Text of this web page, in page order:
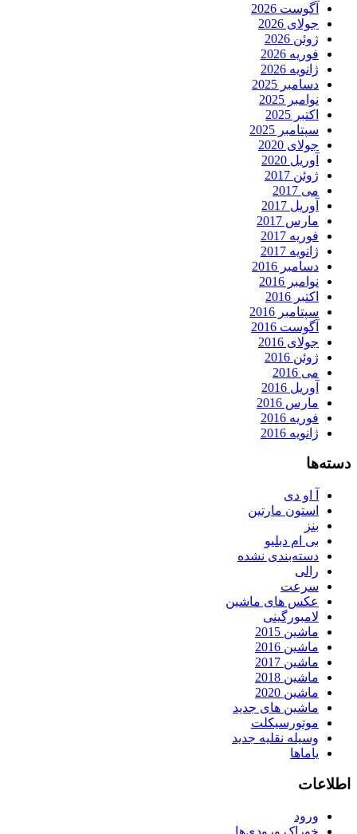
آگوست 2026
جولای 2026
ژوئن 2026
فوریه 2026
ژانویه 2026
دسامبر 2025
نوامبر 2025
اکتبر 2025
سپتامبر 2025
جولای 2020
آوریل 2020
ژوئن 2017
می 2017
آوریل 2017
مارس 2017
فوریه 2017
ژانویه 2017
دسامبر 2016
نوامبر 2016
اکتبر 2016
سپتامبر 2016
آگوست 2016
جولای 2016
ژوئن 2016
می 2016
آوریل 2016
مارس 2016
فوریه 2016
ژانویه 2016
دسته‌ها
آ او دی
استون مارتین
بنز
بی ام دبلیو
دسته‌بندی نشده
رالی
سرعت
عکس های ماشین
لامبورگینی
ماشین 2015
ماشین 2016
ماشین 2017
ماشین 2018
ماشین 2020
ماشین های جدید
موتورسیکلت
وسیله نقلیه جدید
یاماها
اطلاعات
ورود
خوراک ورودی‌ها